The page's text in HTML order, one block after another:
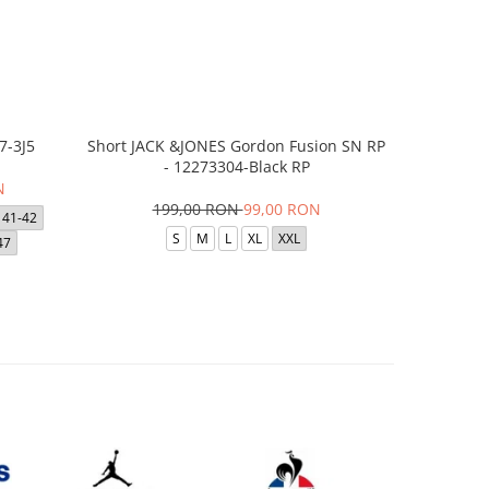
3J5
41-42
Short JACK &JONES Gordon Fusion SN RP
- 12273304-Black RP
199,00 RON99,00 RON
S M L XL XXL